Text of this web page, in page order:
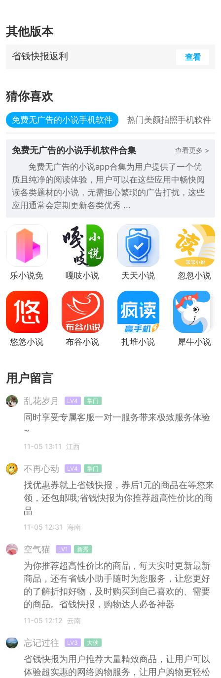
其他版本
省钱快报返利 查看
猜你喜欢
免费无广告的小说手机软件 热门美颜拍照手机软件
免费无广告的小说手机软件合集 查看更多 >
免费无广告的小说app合集为用户提供了一个优
质且纯净的阅读体验，用户可以在这些应用中畅快阅
读各类题材的小说，无需担心繁琐的广告打扰，这些
应用通常会定期更新各类优秀 ...
乐小说免
嘎吱小说 天天小说 忽忽小说
悠悠小说 布谷小说 扎堆小说 犀牛小说
用户留言
乱花岁月 LV4 掌门
同时享受专属客服一对一服务带来极致服务体验
~
11-05 13:11 江西
不再心动 LV4 掌门
找优惠券就上省钱快报，券后1元的商品在等您来
领，还包邮哦;省钱快报为你推荐超高性价比的商
品
11-05 12:31 海南
空气猫 LV1 新秀
为你推荐超高性价比的商品，每天实时更新最新
商品，还有省钱小助手随时为您服务，让您更好
的了解折扣好物，及时购买到自己喜欢的、需要
的商品。省钱快报，购物达人必备神器
11-05 12:12 云南
忘记过往 LV3 大侠
省钱快报为用户推荐大量精致商品，让用户可以
体验超实惠的网络购物服务，让用户购物更轻松